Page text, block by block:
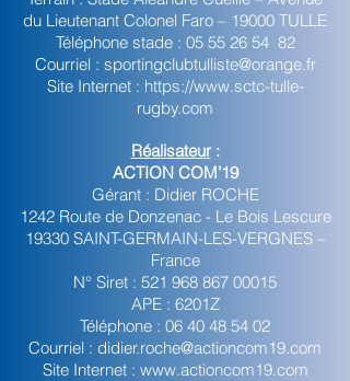
du Lieutenant Colonel Faro – 19000 TULLE
Téléphone stade : 05 55 26 5482
Courriel : sportingclubtulliste@orange.fr
Site Internet : https://www.sctc-tulle-
rugby.com
Réalisateur:
ACTION COM’19
Gérant : Didier ROCHE
1242 Route de Donzenac - Le Bois Lescure
19330 SAINT-GERMAIN-LES-VERGNES –
France
N° Siret : 521 968 867 00015
APE : 6201Z
Téléphone : 06 40 48 54 02
Courriel : didier.roche@actioncom19.com
Site Internet : www.actioncom19.com